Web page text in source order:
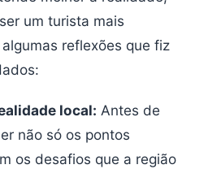
um turista mais
reflexões que fiz
local: Antes de
não só os pontos
os desafios que a região